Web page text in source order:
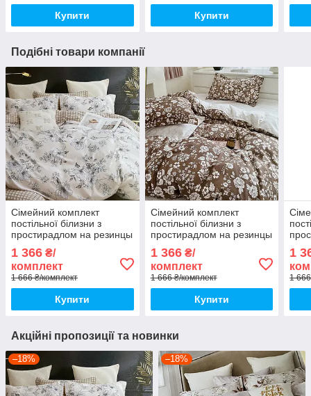
Купити Купити
Подібні товари компанії
Сімейний комплект
постільної білизни з
простирадлом на резинцы
з фланелі, дві підковдри
1 366 ₴/
комплект
1 666 ₴/комплект
Купити
Сімейний комплект
постільної білизни з
простирадлом на резинцы
з фланелі, дві підковдри
1 366₴/
комплект
1 666 ₴/комплект
Купити
з
1
1
Акційні пропозиції та новинки
–18% –18%